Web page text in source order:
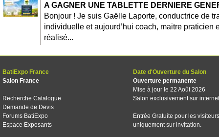
A GAGNER UNE TABLETTE DERNIERE
Bonjour ! Je suis Gaëlle Laporte, conductrice de
individuelle et aujourd’hui coach, maitre praticien
réalisé...
BatiExpo France
Salon France
Recherche Catalogue
Demande de Devis
Forums BatiExpo
Espace Exposants
Date d'Ouverture du Salon
Ouverture permanente
Mise à jour le 22 Août 2026
Salon exclusivement sur internet
Entrée Gratuite pour les visiteurs
uniquement sur invitation.